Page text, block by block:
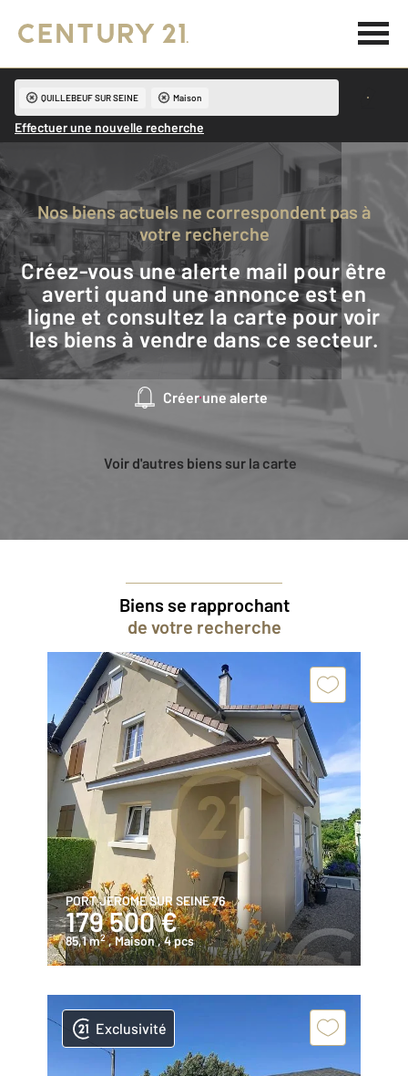
QUILLEBEUF SUR SEINE Maison
Effectuer une nouvelle recherche
Nos biens actuels ne correspondent pas à
votre recherche
Créez-vous une alerte mail pour être
averti quand une annonce est en
ligne et consultez la carte pour voir
les biens à vendre dans ce secteur.
Créer une alerte
Voir d'autres biens sur la carte
Biens se rapprochant
de votre recherche
PORT JEROME SUR SEINE 76
179 500 €
85,1 m2 , Maison, 4 pcs
Exclusivité